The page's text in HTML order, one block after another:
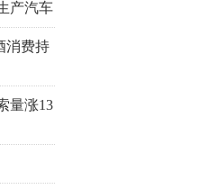
产汽车
消费持
量涨13